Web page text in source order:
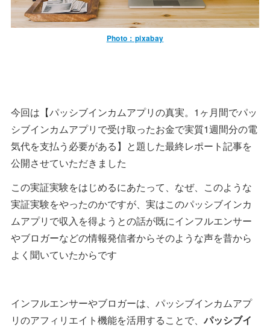
Photo：pixabay
今回は【パッシブインカムアプリの真実。1ヶ月間でパッ
シブインカムアプリで受け取ったお金で実質1週間分の電
気代を支払う必要がある】と題した最終レポート記事を
公開させていただきました
この実証実験をはじめるにあたって、なぜ、このような
実証実験をやったのかですが、実はこのパッシブインカ
ムアプリで収入を得ようとの話が既にインフルエンサー
やブロガーなどの情報発信者からそのような声を昔から
よく聞いていたからです
インフルエンサーやブロガーは、パッシブインカムアプ
リのアフィリエイト機能を活用することで、パッシブイ